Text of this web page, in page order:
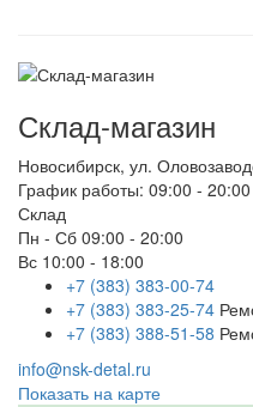
Склад-магазин
Новосибирск, ул.
График работы: 09:00 - 20:00
Склад
Пн - Сб 09:00 - 20:00
Вс 10:00 - 18:00
+7 (383) 383-00-74
+7 (383) 383-25-74
+7 (383) 388-51-58
info@nsk-detal.ru
Показать на карте